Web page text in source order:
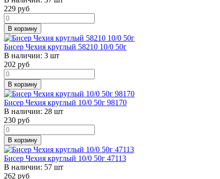
229 руб
В корзину
Бисер Чехия круглый 58210 10/0 50г
В наличии: 3 шт
202 руб
В корзину
Бисер Чехия круглый 10/0 50г 98170
В наличии: 28 шт
230 руб
В корзину
Бисер Чехия круглый 10/0 50г 47113
В наличии: 57 шт
262 руб